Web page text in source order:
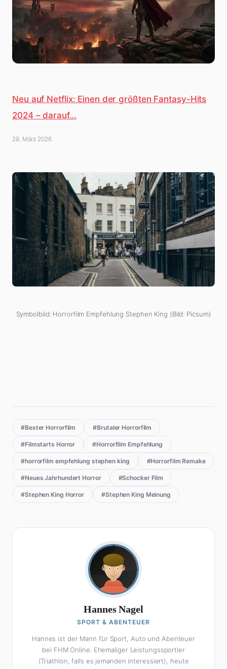
Neu auf Netflix: Einen der größten Fantasy-Hits
2024 – darauf…
28. März 2026
Symbolbild: Horrorfilm Empfehlung Stephen King (Bild: Picsum)
#Bester Horrorfilm #Brutaler Horrorfilm
#Filmstarts Horror #Horrorfilm Empfehlung
#horrorfilm empfehlung stephen king #Horrorfilm Remake
#Neues Jahrhundert Horror #Schocker Film
#Stephen King Horror #Stephen King Meinung
Hannes Nagel
SPORT & ABENTEUER
Hannes ist der Mann für Sport, Auto und Abenteuer
bei FHM Online. Ehemaliger Leistungssportler
(Triathlon, falls es jemanden interessiert), heute